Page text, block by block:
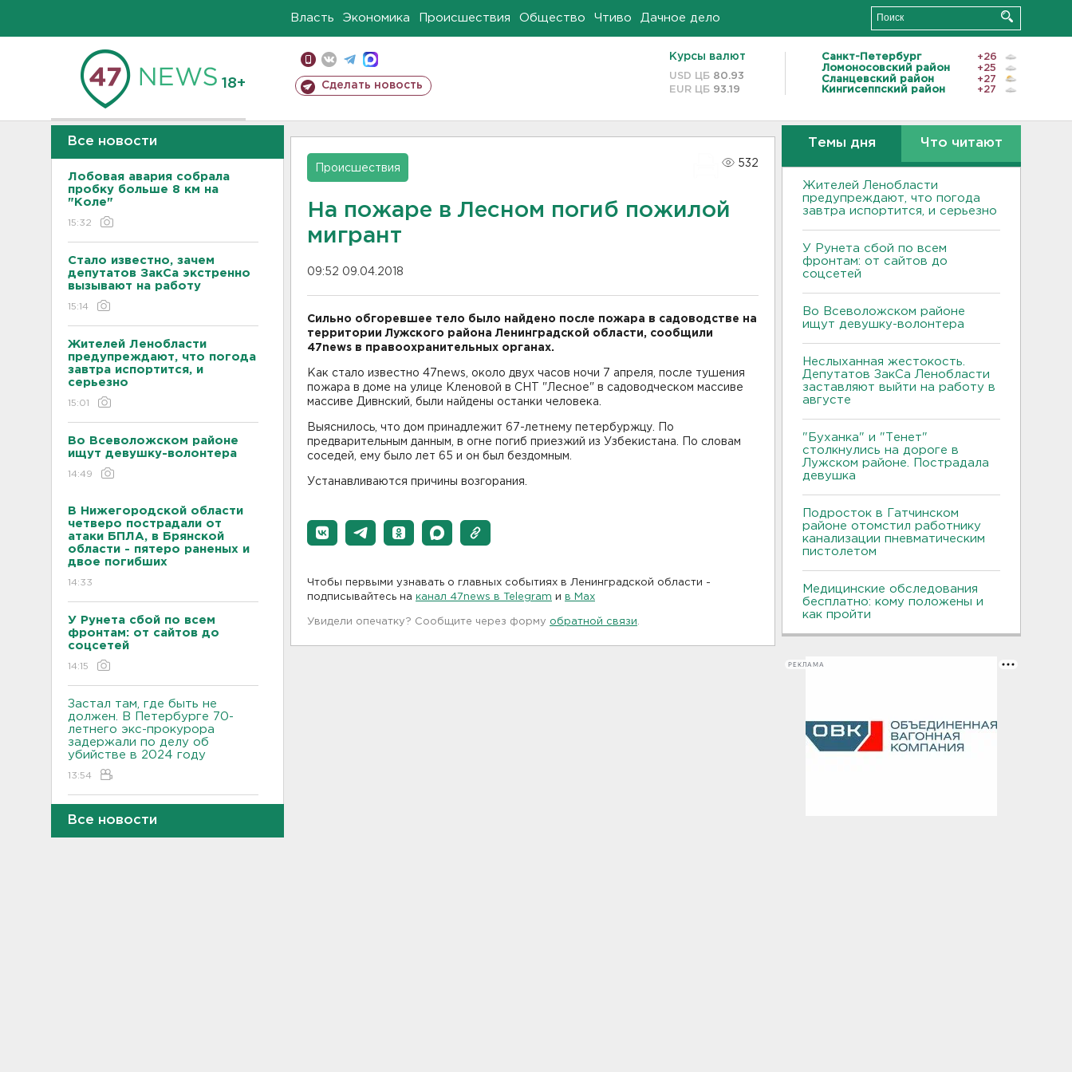
Власть Экономика Происшествия Общество Чтиво Дачное дело
18+ Сделать новость
Курсы валют
USD ЦБ 80.93
EUR ЦБ 93.19
Санкт-Петербург
+26
Ломоносовский район
+25
Сланцевский район
+27
Кингисеппский район
+27
Все новости
Лобовая авария собрала
пробку больше 8 км на
"Коле"
15:32
Стало известно, зачем
депутатов ЗакСа экстренно
вызывают на работу
15:14
Жителей Ленобласти
предупреждают, что погода
завтра испортится, и
серьезно
15:01
Во Всеволожском районе
ищут девушку-волонтера
14:49
В Нижегородской области
четверо пострадали от
атаки БПЛА, в Брянской
области - пятеро раненых и
двое погибших
14:33
У Рунета сбой по всем
фронтам: от сайтов до
соцсетей
14:15
Застал там, где быть не
должен. В Петербурге 70-
летнего экс-прокурора
задержали по делу об
убийстве в 2024 году
13:54
В России разрешили выпуск
и продажу марок бензина,
от которых отказывались с
Все новости
Происшествия
532
На пожаре в Лесном погиб пожилой
мигрант
09:52 09.04.2018
Сильно обгоревшее тело было найдено после пожара в садоводстве на
территории Лужского района Ленинградской области, сообщили
47news в правоохранительных органах.
Как стало известно 47news, около двух часов ночи 7 апреля, после тушения
пожара в доме на улице Кленовой в СНТ "Лесное" в садоводческом массиве
массиве Дивнский, были найдены останки человека.
Выяснилось, что дом принадлежит 67-летнему петербуржцу. По
предварительным данным, в огне погиб приезжий из Узбекистана. По словам
соседей, ему было лет 65 и он был бездомным.
Устанавливаются причины возгорания.
Чтобы первыми узнавать о главных событиях в Ленинградской области -
подписывайтесь на канал 47news в Telegram и в Maх
Увидели опечатку? Сообщите через форму обратной связи
Темы дня Что читают
Жителей Ленобласти
предупреждают, что погода
завтра испортится, и серьезно
У Рунета сбой по всем
фронтам: от сайтов до
соцсетей
Во Всеволожском районе
ищут девушку-волонтера
Неслыханная жестокость.
Депутатов ЗакСа Ленобласти
заставляют выйти на работу в
августе
"Буханка" и "Тенет"
столкнулись на дороге в
Лужском районе. Пострадала
девушка
Подросток в Гатчинском
районе отомстил работнику
канализации пневматическим
пистолетом
Медицинские обследования
бесплатно: кому положены и
как пройти
РЕКЛАМА